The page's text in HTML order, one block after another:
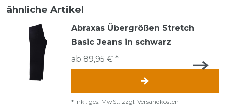
ähnliche Artikel
Abraxas Übergrößen Stretch
Basic Jeans in schwarz
ab 89,95 € *
* inkl. ges. MwSt. zzgl. Versandkosten